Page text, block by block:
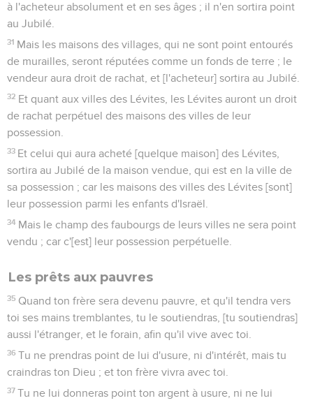
à l'acheteur absolument et en ses âges ; il n'en sortira point
au Jubilé.
31 Mais les maisons des villages, qui ne sont point entourés
de murailles, seront réputées comme un fonds de terre ; le
vendeur aura droit de rachat, et [l'acheteur] sortira au Jubilé.
32 Et quant aux villes des Lévites, les Lévites auront un droit
de rachat perpétuel des maisons des villes de leur
possession.
33 Et celui qui aura acheté [quelque maison] des Lévites,
sortira au Jubilé de la maison vendue, qui est en la ville de
sa possession ; car les maisons des villes des Lévites [sont]
leur possession parmi les enfants d'Israël.
34 Mais le champ des faubourgs de leurs villes ne sera point
vendu ; car c'[est] leur possession perpétuelle.
Les prêts aux pauvres
35 Quand ton frère sera devenu pauvre, et qu'il tendra vers
toi ses mains tremblantes, tu le soutiendras, [tu soutiendras]
aussi l'étranger, et le forain, afin qu'il vive avec toi.
36 Tu ne prendras point de lui d'usure, ni d'intérêt, mais tu
craindras ton Dieu ; et ton frère vivra avec toi.
37 Tu ne lui donneras point ton argent à usure, ni ne lui